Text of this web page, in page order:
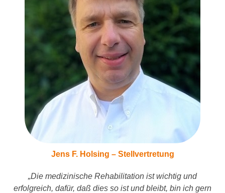
Jens F. Holsing – Stellvertretung
„Die medizinische Rehabilitation ist wichtig und
erfolgreich, dafür, daß dies so ist und bleibt, bin ich gern